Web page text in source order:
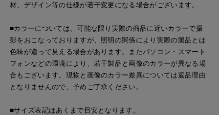
材、デザイン等の仕様が若干変更になる場合がございます。
■カラーについては、可能な限り実際の商品に近いカラーで撮
影をおこなっておりますが、照明の関係により実際の製品とは
色味が違って見える場合があります。またパソコン・スマート
フォンなどの環境により、若干製品と画像のカラーが異なる場
合もございます。現物と画像のカラー差異については返品理由
となりませんので、予めご了承ください。
■サイズ表記はあくまで目安となります。